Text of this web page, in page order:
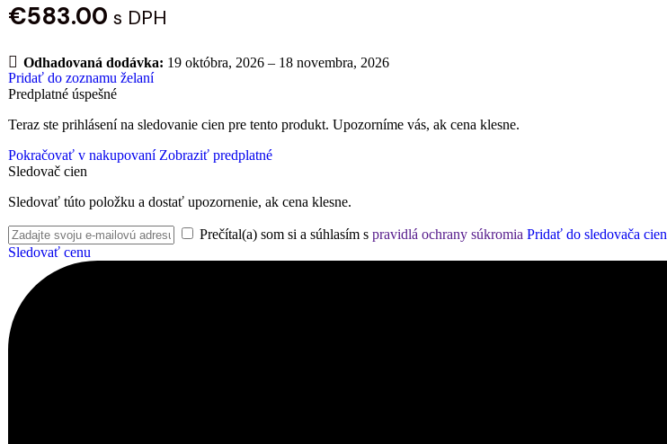
€583.00 s DPH
Odhadovaná dodávka: 19 októbra, 2026 – 18 novembra, 2026
Pridať do zoznamu želaní
Predplatné úspešné
Teraz ste prihlásení na sledovanie cien pre tento produkt. Upozorníme vás, ak cena klesne.
Pokračovať v nakupovaní Zobraziť predplatné
Sledovač cien
Sledovať túto položku a dostať upozornenie, ak cena klesne.
Prečítal(a) som si a súhlasím s pravidlá ochrany súkromia Pridať do sledovača cien
Sledovať cenu